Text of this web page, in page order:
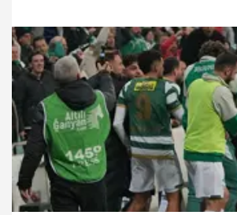
31.03.2026 Bursa